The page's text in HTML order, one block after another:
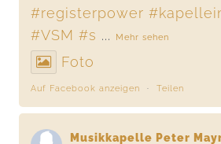
#registerpower
#VSM #s ... Mehr sehen
Foto
Auf Facebook anzeigen · Teilen
Musikkapelle Peter